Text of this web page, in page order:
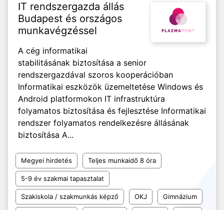
IT rendszergazda állás
Budapest és országos
munkavégzéssel
A cég informatikai
stabilitásának biztosítása a senior
rendszergazdával szoros kooperációban
Informatikai eszközök üzemeltetése Windows és
Android platformokon IT infrastruktúra
folyamatos biztosítása és fejlesztése Informatikai
rendszer folyamatos rendelkezésre állásának
biztosítása A...
Megyei hirdetés Teljes munkaidő 8 óra
5-9 év szakmai tapasztalat
Szakiskola / szakmunkás képző OKJ Gimnázium